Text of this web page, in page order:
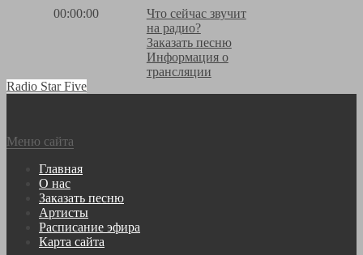
00:00:00
Что сейчас звучит
на радио?
Заказать песню
Информация о
трансляции
Radio Star Five
Меню сайта
Главная
О нас
Заказать песню
Артисты
Расписание эфира
Карта сайта